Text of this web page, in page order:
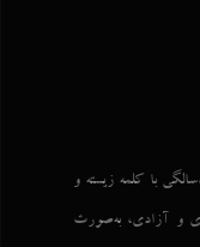
با کلمه زیسته و
و آزادی، به‌صورت